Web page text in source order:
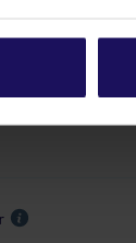
cookie
zajišťujete sami.